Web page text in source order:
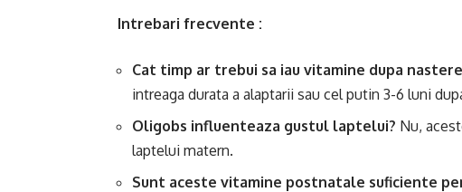
Intrebari frecvente :
Cat timp ar trebui sa iau vitamine dupa
intreaga durata a alaptarii sau cel putin 3-6 luni
Oligobs influenteaza gustul laptelui? Nu,
laptelui matern.
Sunt aceste vitamine postnatale suficiente